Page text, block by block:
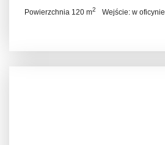
Powierzchnia 120 m2 Wejście: w oficynie